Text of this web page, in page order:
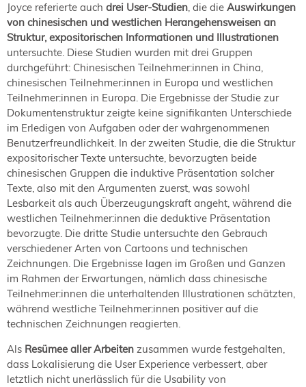
Joyce referierte auch drei User-Studien, die die Auswirkungen
von chinesischen und westlichen Herangehensweisen an
Struktur, expositorischen Informationen und Illustrationen
untersuchte. Diese Studien wurden mit drei Gruppen
durchgeführt: Chinesischen Teilnehmer:innen in China,
chinesischen Teilnehmer:innen in Europa und westlichen
Teilnehmer:innen in Europa. Die Ergebnisse der Studie zur
Dokumentenstruktur zeigte keine signifikanten Unterschiede
im Erledigen von Aufgaben oder der wahrgenommenen
Benutzerfreundlichkeit. In der zweiten Studie, die die Struktur
expositorischer Texte untersuchte, bevorzugten beide
chinesischen Gruppen die induktive Präsentation solcher
Texte, also mit den Argumenten zuerst, was sowohl
Lesbarkeit als auch Überzeugungskraft angeht, während die
westlichen Teilnehmer:innen die deduktive Präsentation
bevorzugte. Die dritte Studie untersuchte den Gebrauch
verschiedener Arten von Cartoons und technischen
Zeichnungen. Die Ergebnisse lagen im Großen und Ganzen
im Rahmen der Erwartungen, nämlich dass chinesische
Teilnehmer:innen die unterhaltenden Illustrationen schätzten,
während westliche Teilnehmer:innen positiver auf die
technischen Zeichnungen reagierten.
Als Resümee aller Arbeiten zusammen wurde festgehalten,
dass Lokalisierung die User Experience verbessert, aber
letztlich nicht unerlässlich für die Usability von